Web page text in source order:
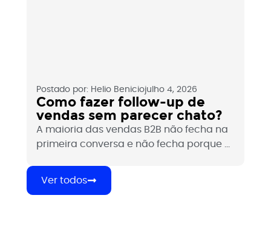
Postado por: Helio Beniciojulho 4, 2026
Como fazer follow-up de
vendas sem parecer chato?
A maioria das vendas B2B não fecha na
primeira conversa e não fecha porque o
parecer insistente faz times comerciais
abandonarem oportunidades que ainda
Ver todos